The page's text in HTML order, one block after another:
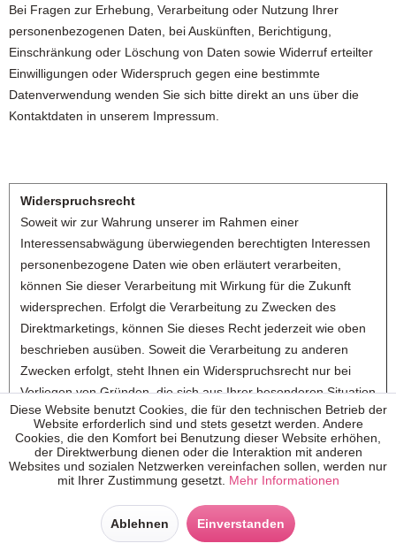
Bei Fragen zur Erhebung, Verarbeitung oder Nutzung Ihrer
personenbezogenen Daten, bei Auskünften, Berichtigung,
Einschränkung oder Löschung von Daten sowie Widerruf erteilter
Einwilligungen oder Widerspruch gegen eine bestimmte
Datenverwendung wenden Sie sich bitte direkt an uns über die
Kontaktdaten in unserem Impressum.
Widerspruchsrecht
Soweit wir zur Wahrung unserer im Rahmen einer
Interessensabwägung überwiegenden berechtigten Interessen
personenbezogene Daten wie oben erläutert verarbeiten,
können Sie dieser Verarbeitung mit Wirkung für die Zukunft
widersprechen. Erfolgt die Verarbeitung zu Zwecken des
Direktmarketings, können Sie dieses Recht jederzeit wie oben
beschrieben ausüben. Soweit die Verarbeitung zu anderen
Zwecken erfolgt, steht Ihnen ein Widerspruchsrecht nur bei
Vorliegen von Gründen, die sich aus Ihrer besonderen Situation
ergeben, zu.
Nach Ausübung Ihres Widerspruchsrechts werden wir Ihre
personenbezogenen Daten nicht weiter zu diesen Zwecken
Gründe für die Verarbeitung nachweisen, die Ihre Interessen,
Rechte und Freiheiten überwiegen, oder wenn die Verarbeitung
Diese Website benutzt Cookies, die für den technischen Betrieb der
Website erforderlich sind und stets gesetzt werden. Andere
Cookies, die den Komfort bei Benutzung dieser Website erhöhen,
der Direktwerbung dienen oder die Interaktion mit anderen
Websites und sozialen Netzwerken vereinfachen sollen, werden nur
mit Ihrer Zustimmung gesetzt. Mehr Informationen
Ablehnen Einverstanden